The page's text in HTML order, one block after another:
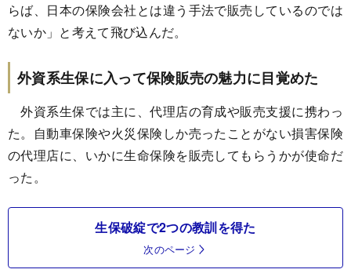
らば、日本の保険会社とは違う手法で販売しているのでは
ないか」と考えて飛び込んだ。
外資系生保に入って保険販売の魅力に目覚めた
外資系生保では主に、代理店の育成や販売支援に携わっ
た。自動車保険や火災保険しか売ったことがない損害保険
の代理店に、いかに生命保険を販売してもらうかが使命だ
った。
生保破綻で2つの教訓を得た
次のページ